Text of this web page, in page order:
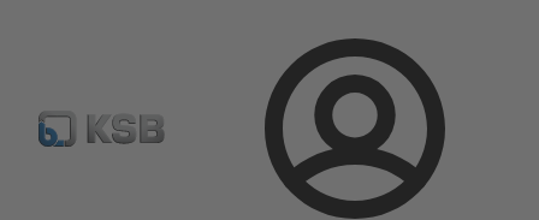
Prijava
Konfiguriši proizvod Standardna pretraga rezervnih delova